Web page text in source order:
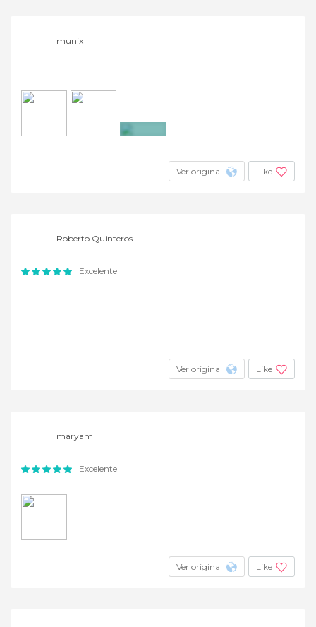
munix
Ver original Like
Roberto Quinteros
Excelente
Ver original Like
maryam
Excelente
Ver original Like